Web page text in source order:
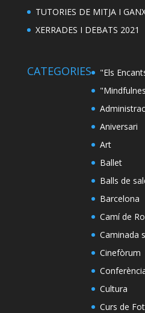
TUTORIES DE MITJA I
XERRADES I DEBATS 2021
CATEGORIES
"Els
Aniversari
Art
Ballet
Balls de
Barcelona
Camí de
Caminada
Cinefòrum
Cultura
Curs de